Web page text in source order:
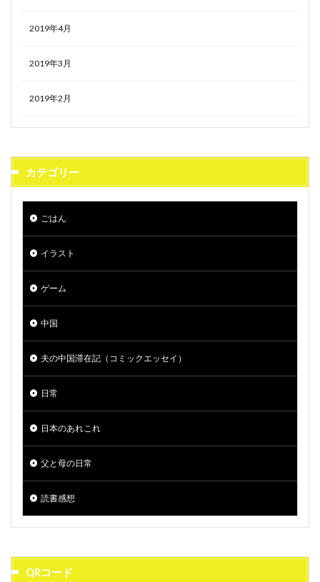
2019年4月
2019年3月
2019年2月
カテゴリー
ごはん
イラスト
ゲーム
中国
夫の中国滞在記（コミックエッセイ）
日常
日本のあれこれ
父と母の日常
読書感想
QRコード